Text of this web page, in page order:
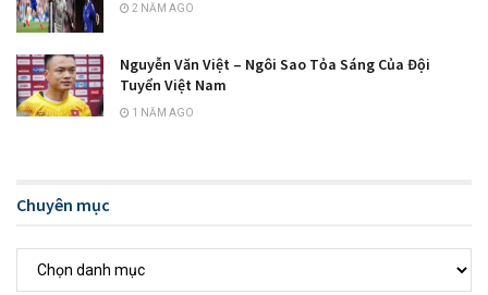
2 NĂM AGO
Nguyễn Văn Việt – Ngôi Sao Tỏa Sáng Của Đội
Tuyển Việt Nam
1 NĂM AGO
Chuyên mục